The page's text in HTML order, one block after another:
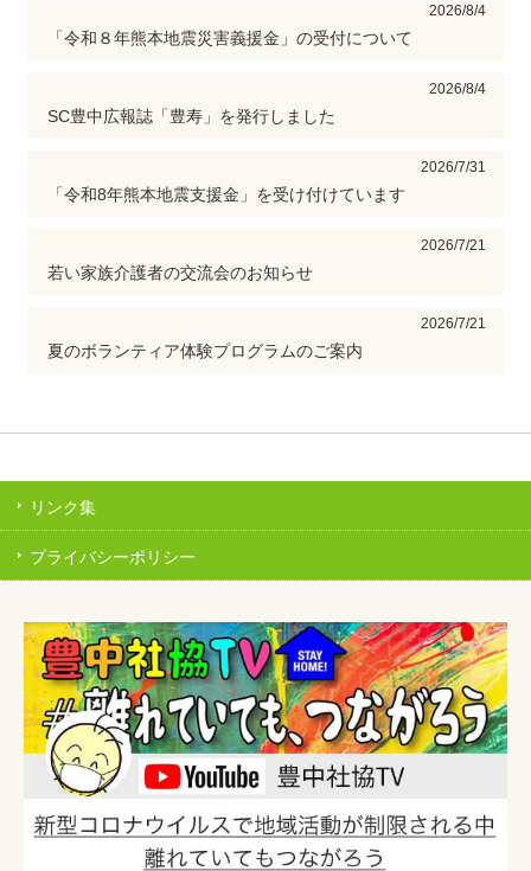
2026/8/4
「令和８年熊本地震災害義援金」の受付について
2026/8/4
SC豊中広報誌「豊寿」を発行しました
2026/7/31
「令和8年熊本地震支援金」を受け付けています
2026/7/21
若い家族介護者の交流会のお知らせ
2026/7/21
夏のボランティア体験プログラムのご案内
リンク集
プライバシーポリシー